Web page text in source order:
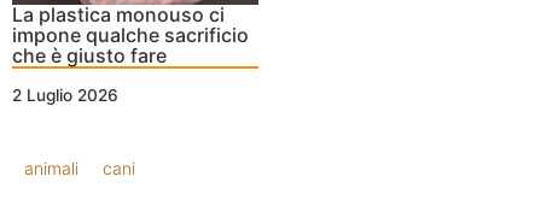
La plastica monouso ci
impone qualche sacrificio
che è giusto fare
2 Luglio 2026
animali cani